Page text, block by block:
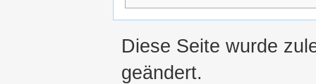
Diese Seite wurde
geändert.